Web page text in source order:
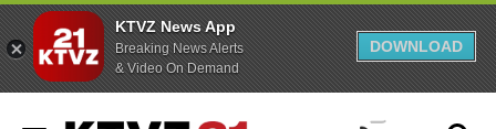
KTVZ News App
Breaking News Alerts
& Video On Demand
DOWNLOAD